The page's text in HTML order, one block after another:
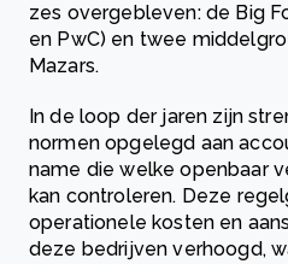
zes overgebleven: de Big
en PwC) en twee
Mazars.
In de loop der jaren zijn
normen opgelegd aan
name die welke openbaar
kan controleren. Deze
operationele kosten en
deze bedrijven verhoogd,